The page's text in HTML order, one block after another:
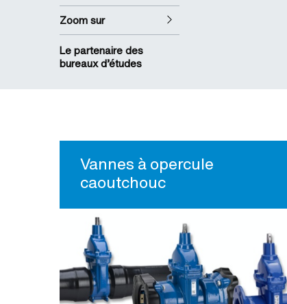
Zoom sur
Le partenaire des
bureaux d’études
Vannes à opercule
caoutchouc